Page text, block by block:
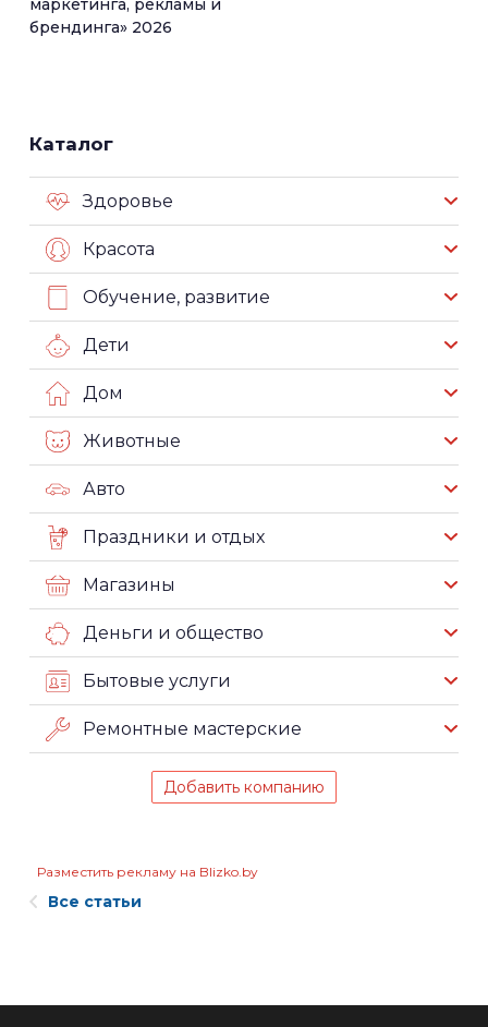
маркетинга, рекламы и
брендинга» 2026
Каталог
Здоровье
Красота
Обучение, развитие
Дети
Дом
Животные
Авто
Праздники и отдых
Магазины
Деньги и общество
Бытовые услуги
Ремонтные мастерские
Добавить компанию
Разместить рекламу на Blizko.by
Все статьи